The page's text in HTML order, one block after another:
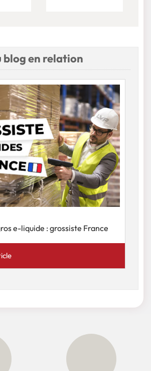
blog en relation
e-liquide : grossiste France